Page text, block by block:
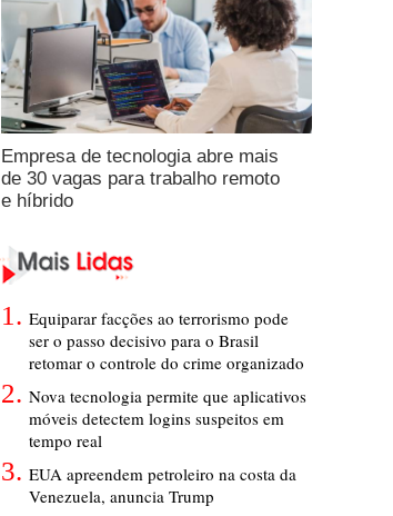
Empresa de tecnologia abre mais
de 30 vagas para trabalho remoto
e híbrido
Equiparar facções ao terrorismo pode
ser o passo decisivo para o Brasil
retomar o controle do crime organizado
Nova tecnologia permite que aplicativos
móveis detectem logins suspeitos em
tempo real
EUA apreendem petroleiro na costa da
Venezuela, anuncia Trump